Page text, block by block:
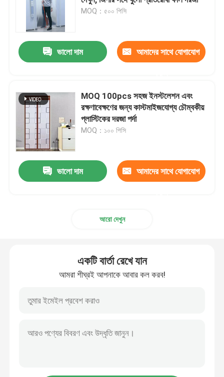
কৃষি পোকার জাল
পিই টারপুলিন
প্লাস্টিক জাল জাল
অ্যালকালি প্রতিরোধী ফাইবারগ্লাস জাল
নাইলন তারের টাই
চৌম্বকীয় প্লাস্টিকের দরজার পর্দা
পলিপ্রোপিলিন মাটির আবরণ
MOQ：৫০০ পিসি
ভালো দাম আমাদের সাথে যোগাযোগ
MOQ 100pcs সহজ ইনস্টলেশন এবং
রক্ষণাবেক্ষণের জন্য কাস্টমাইজযোগ্য চৌম্বকীয়
প্লাস্টিকের দরজা পর্দা
MOQ：১০০ পিসি
ভালো দাম আমাদের সাথে যোগাযোগ
আরো দেখুন
একটি বার্তা রেখে যান
আমরা শীঘ্রই আপনাকে আবার কল করব!